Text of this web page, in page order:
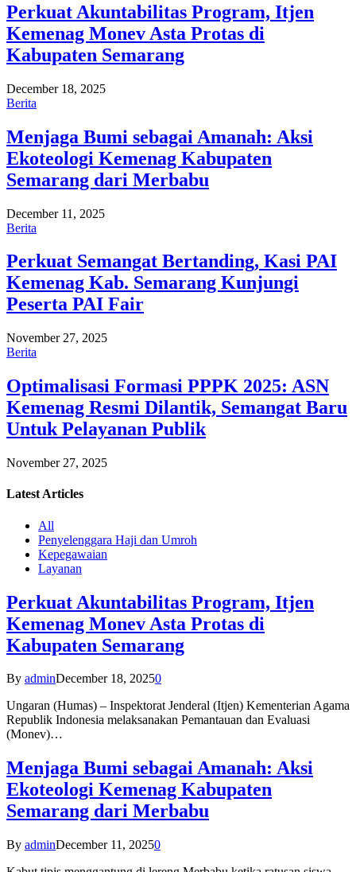
Perkuat Akuntabilitas Program, Itjen
Kemenag Monev Asta Protas di
Kabupaten Semarang
December 18, 2025
Berita
Menjaga Bumi sebagai Amanah: Aksi
Ekoteologi Kemenag Kabupaten
Semarang dari Merbabu
December 11, 2025
Berita
Perkuat Semangat Bertanding, Kasi PAI
Kemenag Kab. Semarang Kunjungi
Peserta PAI Fair
November 27, 2025
Berita
Optimalisasi Formasi PPPK 2025: ASN
Kemenag Resmi Dilantik, Semangat Baru
Untuk Pelayanan Publik
November 27, 2025
Latest Articles
All
Penyelenggara Haji dan Umroh
Kepegawaian
Layanan
Perkuat Akuntabilitas Program, Itjen
Kemenag Monev Asta Protas di
Kabupaten Semarang
By adminDecember 18, 20250
Ungaran (Humas) – Inspektorat Jenderal (Itjen) Kementerian Agama
Republik Indonesia melaksanakan Pemantauan dan Evaluasi
(Monev)…
Menjaga Bumi sebagai Amanah: Aksi
Ekoteologi Kemenag Kabupaten
Semarang dari Merbabu
By adminDecember 11, 20250